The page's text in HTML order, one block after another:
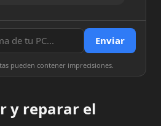
Enviar
pueden contener imprecisiones.
y reparar el